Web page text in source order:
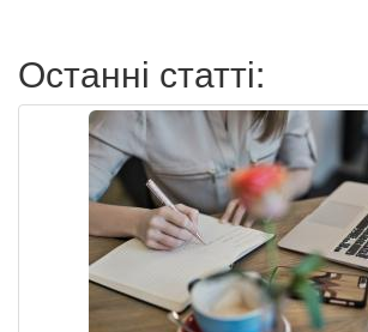
Останні статті: